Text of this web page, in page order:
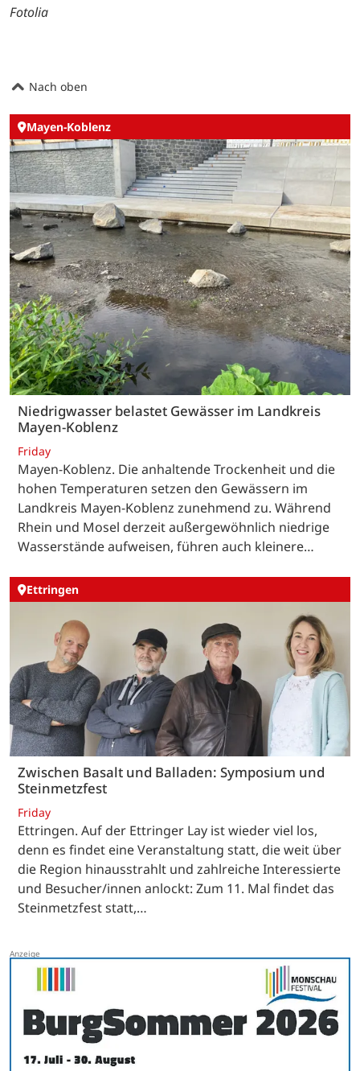
Fotolia
Nach oben
Mayen-Koblenz
Niedrigwasser belastet Gewässer im Landkreis
Mayen-Koblenz
Friday
Mayen-Koblenz. Die anhaltende Trockenheit und die
hohen Temperaturen setzen den Gewässern im
Landkreis Mayen-Koblenz zunehmend zu. Während
Rhein und Mosel derzeit außergewöhnlich niedrige
Wasserstände aufweisen, führen auch kleinere…
Ettringen
Zwischen Basalt und Balladen: Symposium und
Steinmetzfest
Friday
Ettringen. Auf der Ettringer Lay ist wieder viel los,
denn es findet eine Veranstaltung statt, die weit über
die Region hinausstrahlt und zahlreiche Interessierte
und Besucher/innen anlockt: Zum 11. Mal findet das
Steinmetzfest statt,…